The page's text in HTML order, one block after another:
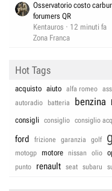
Osservatorio costo
forumers QR
Kentauros
12 minuti fa
Zona Franca
Hot Tags
acquisto aiuto alfa romeo
autoradio
batteria benzina
consigli consiglio consiglio
ford frizione garanzia golf
motogp
motore nissan olio
punto
renault seat subaru